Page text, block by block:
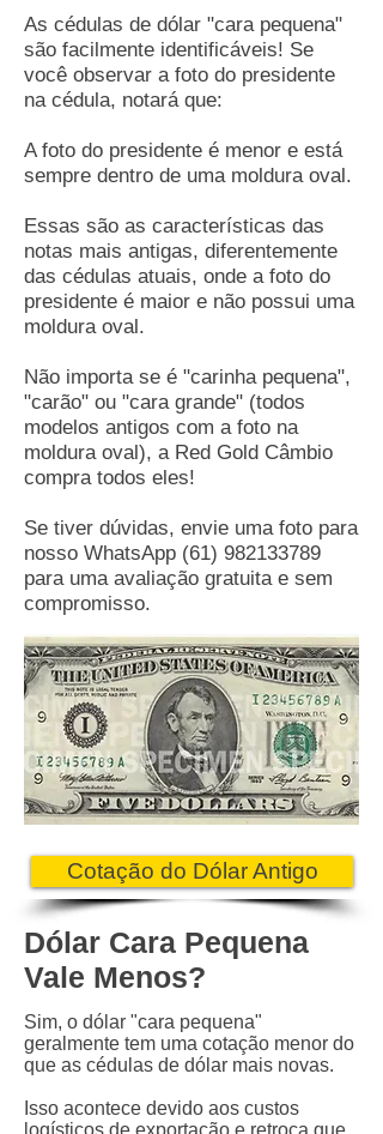
As cédulas de dólar "cara pequena"
são facilmente identificáveis! Se
você observar a foto do presidente
na cédula, notará que:
A foto do presidente é menor e está
sempre dentro de uma moldura oval.
Essas são as características das
notas mais antigas, diferentemente
das cédulas atuais, onde a foto do
presidente é maior e não possui uma
moldura oval.
Não importa se é "carinha pequena",
"carão" ou "cara grande" (todos
modelos antigos com a foto na
moldura oval), a Red Gold Câmbio
compra todos eles!
Se tiver dúvidas, envie uma foto para
nosso WhatsApp (61) 982133789
para uma avaliação gratuita e sem
compromisso.
Cotação do Dólar Antigo
Dólar Cara Pequena
Vale Menos?
Sim, o dólar "cara pequena"
geralmente tem uma cotação menor do
que as cédulas de dólar mais novas.
Isso acontece devido aos custos
logísticos de exportação e retroca que